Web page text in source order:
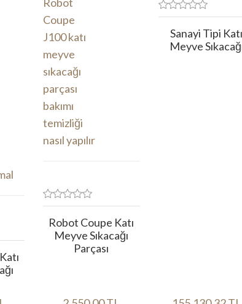
Robot Coupe Katı
Meyve Sıkacağı
Parçası
Sanayi Tipi Katı
Meyve